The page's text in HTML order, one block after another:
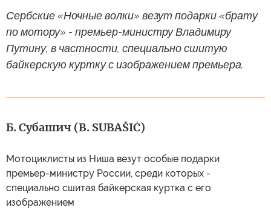
Сербские «Ночные волки» везут подарки «брату
по мотору» - премьер-министру Владимиру
Путину, в частности, специально сшитую
байкерскую куртку с изображением премьера.
Б. Субашич (B. SUBAŠIĆ)
Мотоциклисты из Ниша везут особые подарки
премьер-министру России, среди которых -
специально сшитая байкерская куртка с его
изображением